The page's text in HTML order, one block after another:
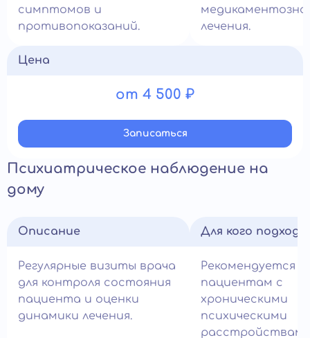
симптомов и
противопоказаний.
лечения.
Цена
от 4 500 ₽
Записатьcя
Психиатрическое наблюдение на
дому
Описание
Регулярные визиты врача
для контроля состояния
пациента и оценки
динамики лечения.
Для кого
Рекомендуется
пациентам с
хроническими
психическими